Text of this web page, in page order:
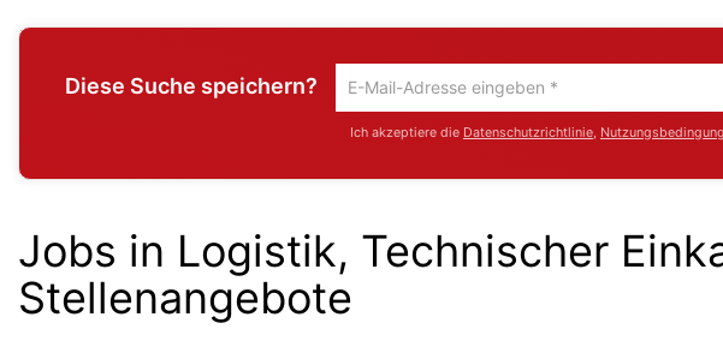
Diese Suche speichern?
Um
die
aktuelle
deine
Emailadresse
ein
Ich akzeptiere die Datenschutzrichtlinie,
Jobs in Logistik, Technischer
Stellenangebote